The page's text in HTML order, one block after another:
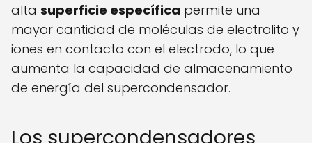
alta superficie específica permite una
mayor cantidad de moléculas de electrolito y
iones en contacto con el electrodo, lo que
aumenta la capacidad de almacenamiento
de energía del supercondensador.